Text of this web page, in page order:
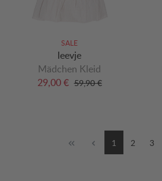
SALE
leevje
Mädchen Kleid
29,00 € 59,90 €
1 2 3